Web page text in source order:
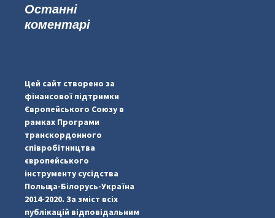
pimrec_project
Останні
коментарі
Цей сайт створено за
фінансової підтримки
Європейського Союзу в
рамках Програми
транскордонного
співробітництва
європейського
інструменту сусідства
Польща-Білорусь-Україна
2014-2020. За зміст всіх
публікацій відповідальним